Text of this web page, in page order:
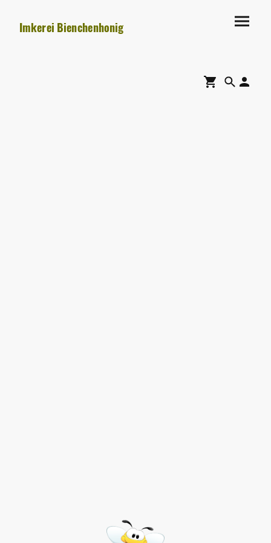
Imkerei Bienchenhonig